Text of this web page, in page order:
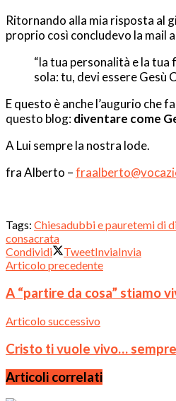
Ritornando alla mia risposta al
proprio così concludevo la mail
“la tua personalità e la tua
sola: tu, devi essere Gesù
E questo è anche l’augurio che
questo blog: diventare come
A Lui sempre la nostra lode.
fra Alberto –
Tags: Chiesadubbi e pauretemi di
consacrata
Condividi
TweetInviaInvia
Articolo precedente
A “partire da cosa” stiamo
Articolo successivo
Cristo ti vuole vivo…
Articoli correlati